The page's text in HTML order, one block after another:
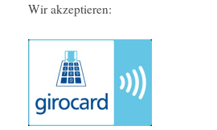
Wir akzeptieren: